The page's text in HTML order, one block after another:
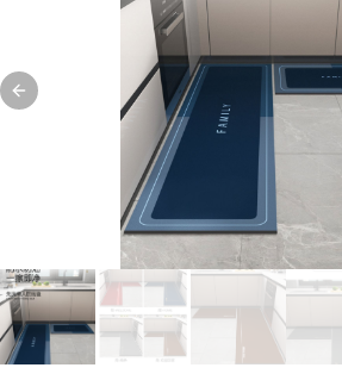
Previous slide